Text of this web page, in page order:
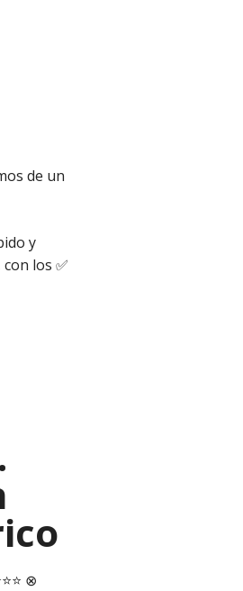
de un
y
los ✅
⊗